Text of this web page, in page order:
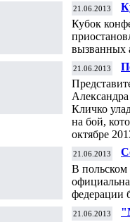
21.06.2013
Кубок
вызванных
21.06.2013
Кличко
на бой,
октябре
21.06.2013
В польском
федерации
21.06.2013